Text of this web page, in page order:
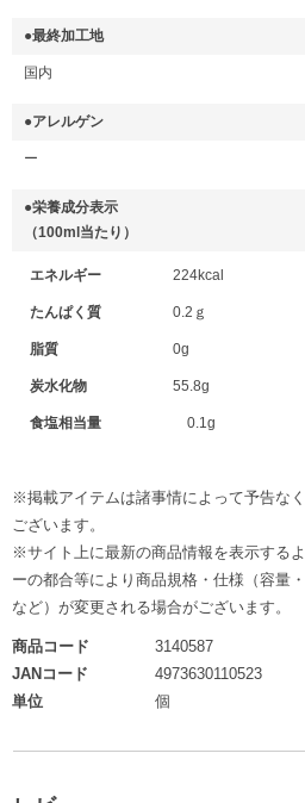
商品コード
3140587
JANコード
4973630110523
単位
個
●最終加工地
国内
●アレルゲン
ー
●栄養成分表示
（100ml当たり）
エネルギー 224kcal
たんぱく質 0.2ｇ
脂質 0g
炭水化物 55.8g
食塩相当量 0.1g
※掲載アイテムは諸事情によって予告な
ございます。
※サイト上に最新の商品情報を表示する
ーの都合等により商品規格・仕様（容量
など）が変更される場合がございます。